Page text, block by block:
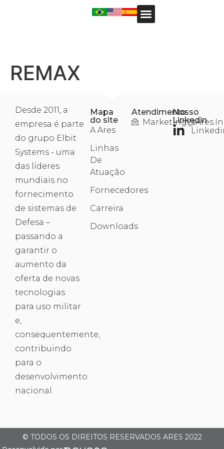
REMAX
Desde 2011, a
empresa é parte
do grupo Elbit
Systems - uma
das líderes
mundiais no
fornecimento
de sistemas de
Defesa –
passando a
garantir o
aumento da
oferta de novas
tecnologias
para uso militar
e,
consequentemente,
contribuindo
para o
desenvolvimento
nacional.
Mapa
do site
A Ares
Linhas
De
Atuação
Fornecedores
Carreira
Downloads
AtendimentoNosso
Linkedin
© TODOS OS DIREITOS RESERVADOS ARES 2022